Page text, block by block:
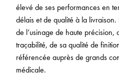
élevé de ses performances en
délais et de qualité à la livraison.
de l’usinage de haute précision,
traçabilité, de sa qualité de
référencée auprès de grands
médicale.